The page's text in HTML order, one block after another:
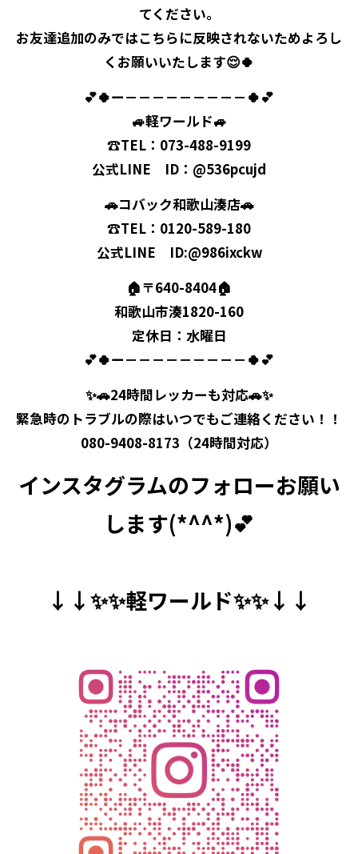
てください。
お友達追加のみではこちらに反映されないためよろし
くお願いいたします😌🍀
💕🍀ー－－－－－－－－－🍀💕
🚙軽ワールド🚙
☎TEL：073-488-9199
公式LINE ID：@536pcujd
🚗コバック和歌山湊店🚗
☎TEL：0120-589-180
公式LINE ID:@986ixckw
🏠〒640-8404🏠
和歌山市湊1820-160
定休日：水曜日
💕🍀ー－－－－－－－－－🍀💕
✨🚗24時間レッカーも対応🚗✨
緊急時のトラブルの際はいつでもご連絡ください！！
080-9408-8173（24時間対応）
インスタグラムのフォローお願い
します(*^^*)💕
↓↓✨✨軽ワールド✨✨↓↓